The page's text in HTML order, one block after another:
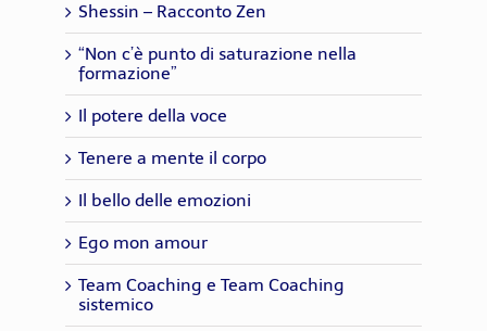
Shessin – Racconto Zen
“Non c’è punto di saturazione nella
formazione”
Il potere della voce
Tenere a mente il corpo
Il bello delle emozioni
Ego mon amour
Team Coaching e Team Coaching
sistemico